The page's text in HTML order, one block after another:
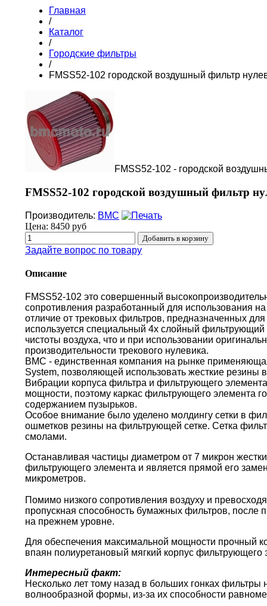
Главная
/
Каталог
/
Городские фильтры
/
FMSS52-102 городской воздушный фильтр
FMSS52-102 - городской
FMSS52-102 городской воздушный фильтр
Производитель: BMC
Цена: 8450 руб
Задайте вопрос по товару
Описание
FMSS52-102 это совершенный
сопротивления разработанный для использования
отличие от трековых фильтров, предназначенных
используется специальный 4х слойный
чистоты воздуха, что и при использовании
производительности трекового нулевика.
BMC - единственная компания на рынке
System, позволяющей использовать жесткие резины
Вибрации корпуса фильтра и фильтрующего
мощности, поэтому каркас фильтрующего элемента
содержанием пузырьков.
Особое внимание было уделено молдингу сетки в
ошметков резины на фильтрующей сетке. Сетка
смолами.
Останавливая частицы диаметром от 7 микрон
фильтрующего элемента и является прямой его
микрометров.
Помимо низкого сопротивления воздуху и
пропускная способность бумажных фильтров, после
на прежнем уровне.
Для обеспечения максимальной мощности прочный
впаян полиуретановый мягкий корпус
Интересный факт:
Несколько лет тому назад в больших гонках
волнообразной формы, из-за их способности